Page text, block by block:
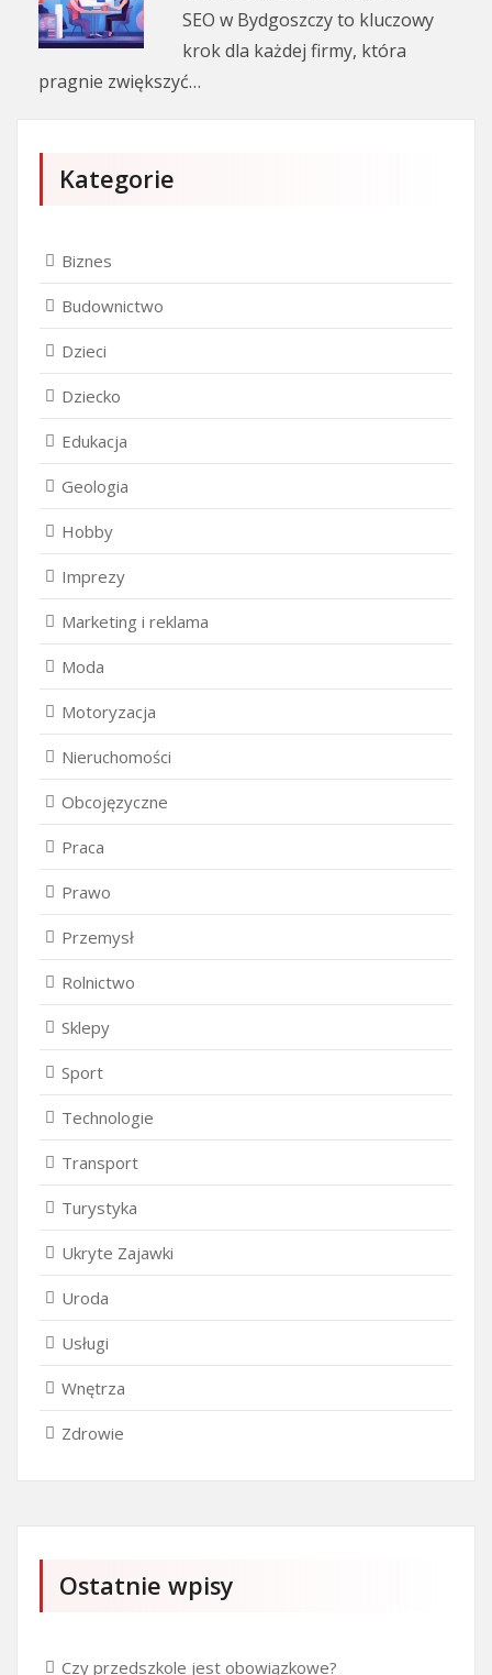
SEO w Bydgoszczy to kluczowy
krok dla każdej firmy, która
pragnie zwiększyć…
Kategorie
Biznes
Budownictwo
Dzieci
Dziecko
Edukacja
Geologia
Hobby
Imprezy
Marketing i reklama
Moda
Motoryzacja
Nieruchomości
Obcojęzyczne
Praca
Prawo
Przemysł
Rolnictwo
Sklepy
Sport
Technologie
Transport
Turystyka
Ukryte Zajawki
Uroda
Usługi
Wnętrza
Zdrowie
Ostatnie wpisy
Czy przedszkole jest obowiązkowe?